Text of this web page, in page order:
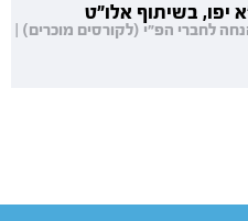
יפו, בשיתוף אלו"ט
הנחת רישום עד 14/08 | 20% הנחה לחברי הפ"י (לקורסים מוכרים) |